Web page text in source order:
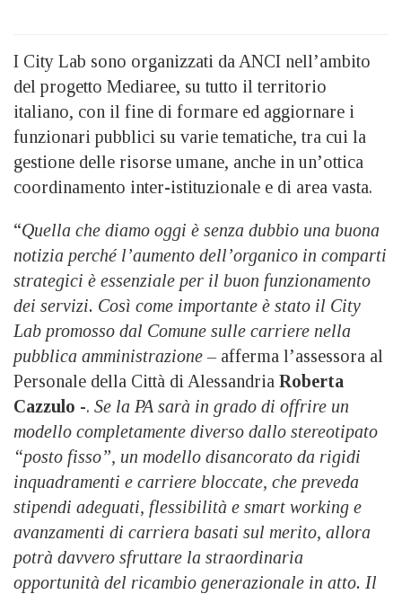
I City Lab sono organizzati da ANCI nell’ambito
del progetto Mediaree, su tutto il territorio
italiano, con il fine di formare ed aggiornare i
funzionari pubblici su varie tematiche, tra cui la
gestione delle risorse umane, anche in un’ottica
coordinamento inter-istituzionale e di area vasta.
“Quella che diamo oggi è senza dubbio una buona
notizia perché l’aumento dell’organico in comparti
strategici è essenziale per il buon funzionamento
dei servizi. Così come importante è stato il City
Lab promosso dal Comune sulle carriere nella
pubblica amministrazione – afferma l’assessora al
Personale della Città di Alessandria Roberta
Cazzulo -. Se la PA sarà in grado di offrire un
modello completamente diverso dallo stereotipato
“posto fisso”, un modello disancorato da rigidi
inquadramenti e carriere bloccate, che preveda
stipendi adeguati, flessibilità e smart working e
avanzamenti di carriera basati sul merito, allora
potrà davvero sfruttare la straordinaria
opportunità del ricambio generazionale in atto. Il